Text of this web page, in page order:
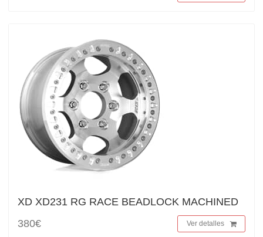
XD XD231 RG RACE BEADLOCK MACHINED
380€
Ver detalles